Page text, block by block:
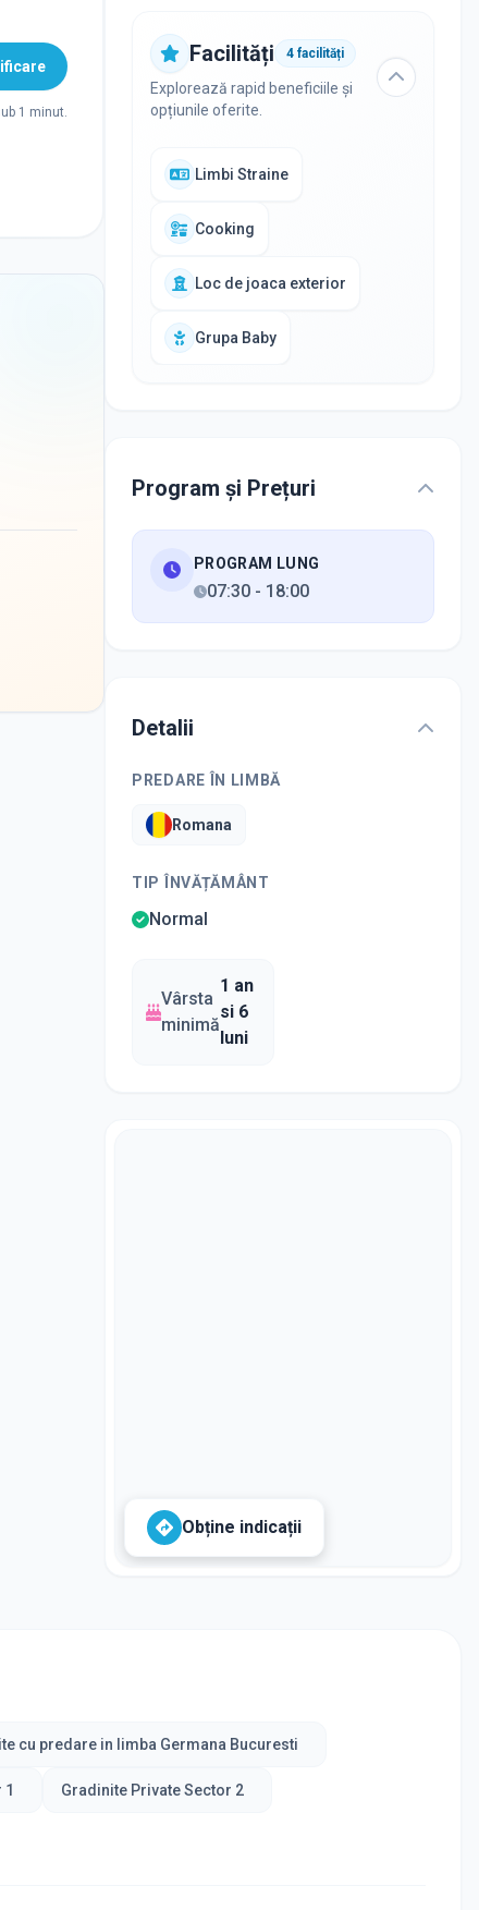
1 minut.
Facilități 4 facilități
Explorează rapid beneficiile și
opțiunile oferite.
Limbi Straine
Cooking
Loc de joaca exterior
Grupa Baby
Program și Prețuri
PROGRAM LUNG
07:30 - 18:00
Detalii
PREDARE ÎN LIMBĂ
Romana
TIP ÎNVĂȚĂMÂNT
Normal
Vârsta
minimă
1 an
si 6
luni
Obține indicații
cu predare in limba Germana Bucuresti
1 Gradinite Private Sector 2